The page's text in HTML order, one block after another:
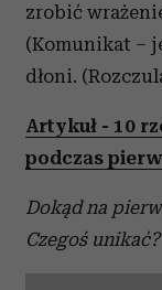
zrobić
(Komunikat –
dłoni.
Artykuł - 10
podczas
Dokąd na
Czegoś unikać?